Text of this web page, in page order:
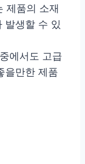
제품의 소재
발생할 수 있
에서도 고급
을만한 제품